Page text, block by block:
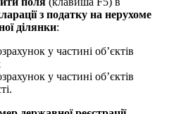
з податку на нерухоме
ділянки:
у частині об’єктів
у частині об’єктів